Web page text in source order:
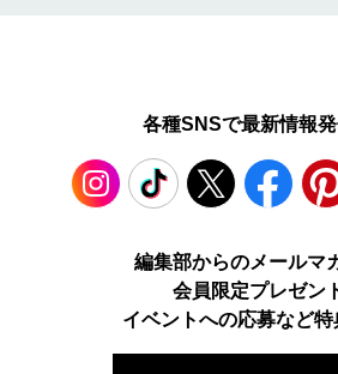
各種SNSで最新情報発
TikTok X Facebook
編集部からのメールマ
会員限定プレゼン
イベントへの応募など